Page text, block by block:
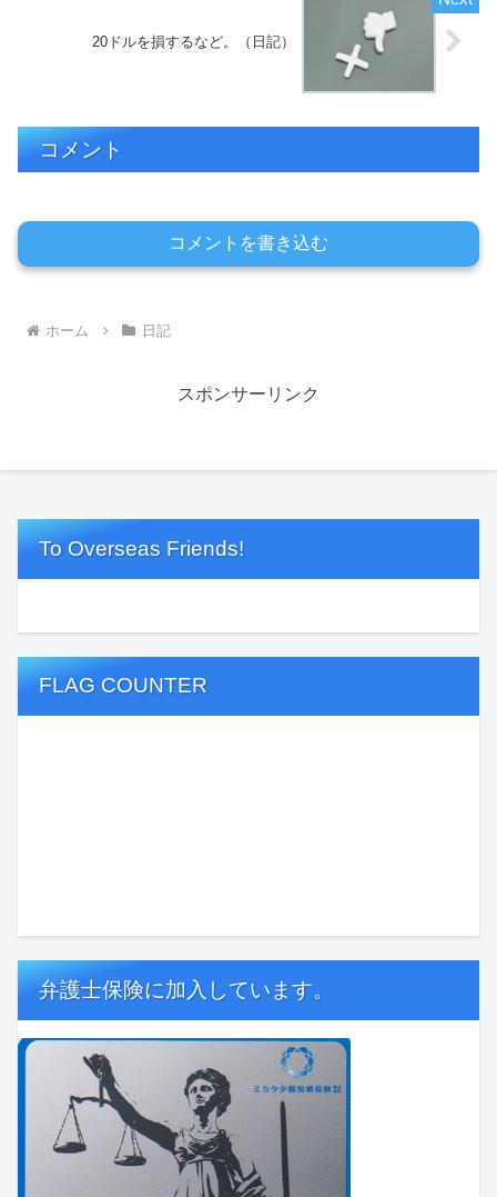
20ドルを損するなど。（日記）
コメント
コメントを書き込む
ホーム 日記
スポンサーリンク
To Overseas Friends!
FLAG COUNTER
弁護士保険に加入しています。